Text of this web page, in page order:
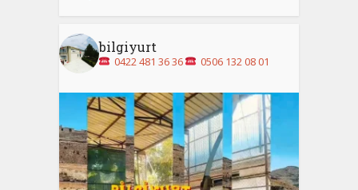
bilgiyurt
0422 481 36 36 0506 132 08 01